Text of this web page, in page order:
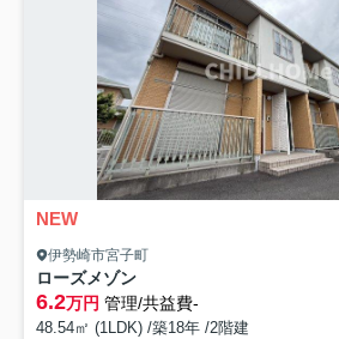
NEW
伊勢崎市宮子町
ローズメゾン
6.2万円 管理/共益費-
48.54㎡ (1LDK) /築18年 /2階建